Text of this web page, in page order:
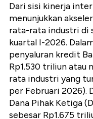
Dari sisi kinerja
menunjukkan
rata-rata industri di
kuartal I-2026.
penyaluran kredit
Rp1.530 triliun atau
rata industri yang
per Februari 2026).
Dana Pihak Ketiga
sebesar Rp1.675